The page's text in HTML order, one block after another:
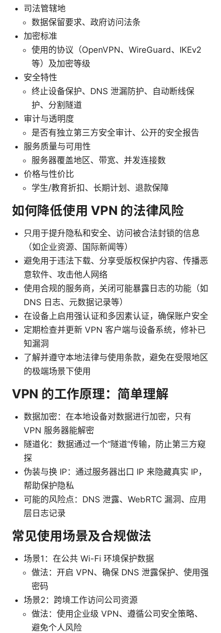
司法管辖地
数据保留要求、政府访问法条
加密标准
使用的协议（OpenVPN、WireGuard、IKEv2
等）及加密等级
安全特性
终止设备保护、DNS 泄漏防护、自动断线保
护、分割隧道
审计与透明度
是否有独立第三方安全审计、公开的安全报告
服务质量与可用性
服务器覆盖地区、带宽、并发连接数
价格与性价比
学生/教育折扣、长期计划、退款保障
如何降低使用 VPN 的法律风险
只用于提升隐私和安全、访问被合法封锁的信息
（如企业资源、国际新闻等）
避免用于违法下载、分享受版权保护内容、传播恶
意软件、攻击他人网络
使用合规的服务商，关闭可能暴露日志的功能（如
DNS 日志、元数据记录等）
在设备上启用强认证和多因素认证，确保账户安全
定期检查并更新 VPN 客户端与设备系统，修补已
知漏洞
了解并遵守本地法律与使用条款，避免在受限地区
的极端场景下使用
VPN 的工作原理：简单理解
数据加密：在本地设备对数据进行加密，只有
VPN 服务器能解密
隧道化：数据通过一个“隧道”传输，防止第三方窥
探
伪装与换 IP：通过服务器出口 IP 来隐藏真实 IP，
帮助保护隐私
可能的风险点：DNS 泄露、WebRTC 漏洞、应用
层日志记录
常见使用场景及合规做法
场景1：在公共 Wi-Fi 环境保护数据
做法：开启 VPN、确保 DNS 泄露保护、使用强
密码
场景2：跨境工作访问公司资源
做法：使用企业级 VPN、遵循公司安全策略、
避免个人风险